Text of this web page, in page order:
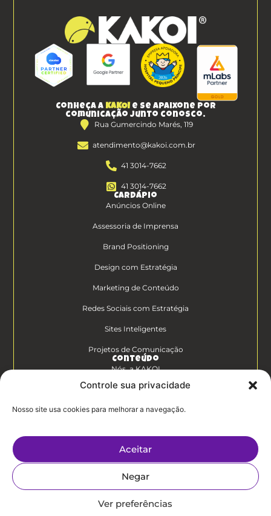
Controle sua privacidade
Nosso site usa cookies para melhorar a navegação.
Aceitar
Negar
Ver preferências
Conheça a KAKOI e se apaixone por
comunicação junto conosco.
Rua Gumercindo Marés, 119
atendimento@kakoi.com.br
41 3014-7662
41 3014-7662
Cardápio
Anúncios Online
Assessoria de Imprensa
Brand Positioning
Design com Estratégia
Marketing de Conteúdo
Redes Sociais com Estratégia
Sites Inteligentes
Projetos de Comunicação
Conteúdo
Nós, a KAKOI
Diferenciais Clientes KAKOI
KAKOICast
Trabalhe Conosco
Politíca de